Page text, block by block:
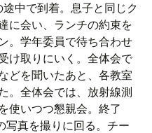
中で到着。息子と同じク
に会い、ランチの約束を
。学年委員で待ち合わせ
け取りにいく。全体会で
どを聞いたあと、各教室
。全体会では、放射線測
使いつつ懇親会。終了
写真を撮りに回る。チー